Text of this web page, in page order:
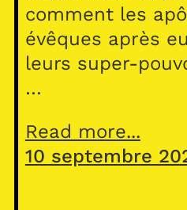
comment les
évêques après
leurs super-
…
Read more...
10 septembre